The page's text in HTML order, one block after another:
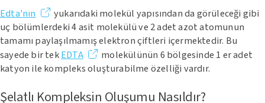
Edta'nın
yukarıdaki molekül yapısından da görüleceği gibi
uç bölümlerdeki 4 asit molekülü ve 2 adet azot atomunun
tamamı paylaşılmamış elektron çiftleri içermektedir. Bu
sayede bir tekEDTA
molekülünün 6 bölgesinde 1 er adet
katyon ile kompleks oluşturabilme özelliği vardır.
Şelatlı Kompleksin Oluşumu Nasıldır?